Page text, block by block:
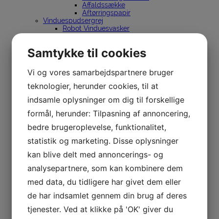
Affaldssække
Aftørringspapir
Vinduespudsergrej
Robot Vinduesvasker
Skafter & spande
Holdere
Vinduespudsergrej
Skafter & spande
Holdere
InDoor Cleaning
Sörbo
Vinduespudsergrej
Holdere
Unger
Vinduespudsergrej
Renvandsanlæg
Stiger
Silkeborg Stiger
Spandeholder til bil
Affaldssortering
Affaldsspande til sortering
Stationer til affaldssortering
Samtykke til cookies
Vi og vores samarbejdspartnere bruger
teknologier, herunder cookies, til at
indsamle oplysninger om dig til forskellige
formål, herunder: Tilpasning af annoncering,
bedre brugeroplevelse, funktionalitet,
statistik og marketing. Disse oplysninger
kan blive delt med annoncerings- og
analysepartnere, som kan kombinere dem
med data, du tidligere har givet dem eller
de har indsamlet gennem din brug af deres
tjenester. Ved at klikke på 'OK' giver du